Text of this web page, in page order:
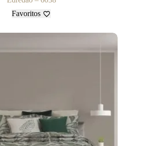
Favoritos